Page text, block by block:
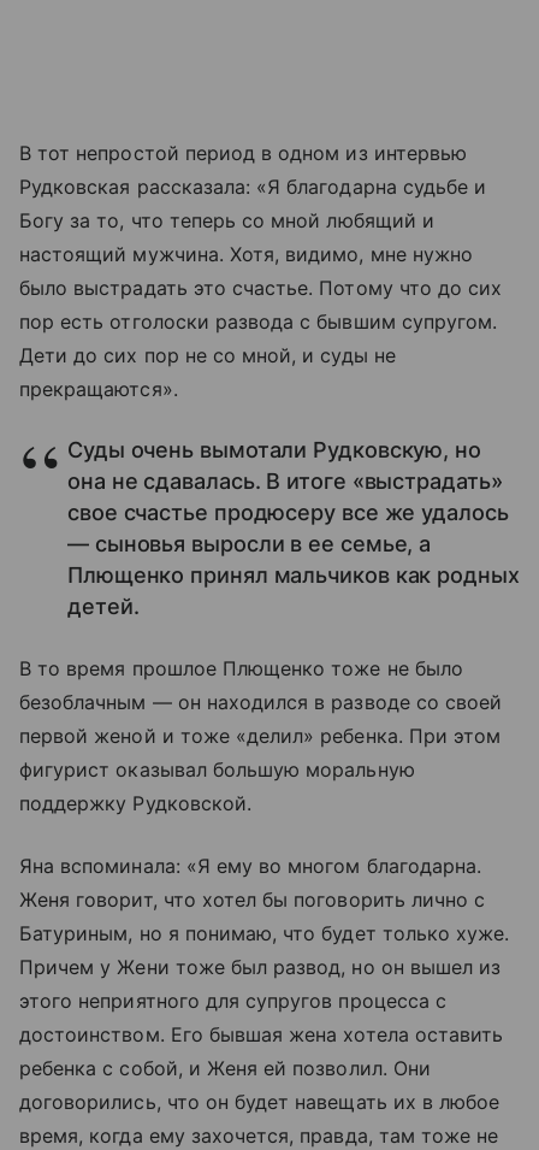
В тот непростой период в одном из интервью
Рудковская рассказала: «Я благодарна судьбе и
Богу за то, что теперь со мной любящий и
настоящий мужчина. Хотя, видимо, мне нужно
было выстрадать это счастье. Потому что до сих
пор есть отголоски развода с бывшим супругом.
Дети до сих пор не со мной, и суды не
прекращаются».
Суды очень вымотали Рудковскую, но
она не сдавалась. В итоге «выстрадать»
свое счастье продюсеру все же удалось
— сыновья выросли в ее семье, а
Плющенко принял мальчиков как родных
детей.
В то время прошлое Плющенко тоже не было
безоблачным — он находился в разводе со своей
первой женой и тоже «делил» ребенка. При этом
фигурист оказывал большую моральную
поддержку Рудковской.
Яна вспоминала: «Я ему во многом благодарна.
Женя говорит, что хотел бы поговорить лично с
Батуриным, но я понимаю, что будет только хуже.
Причем у Жени тоже был развод, но он вышел из
этого неприятного для супругов процесса с
достоинством. Его бывшая жена хотела оставить
ребенка с собой, и Женя ей позволил. Они
договорились, что он будет навещать их в любое
время, когда ему захочется, правда, там тоже не